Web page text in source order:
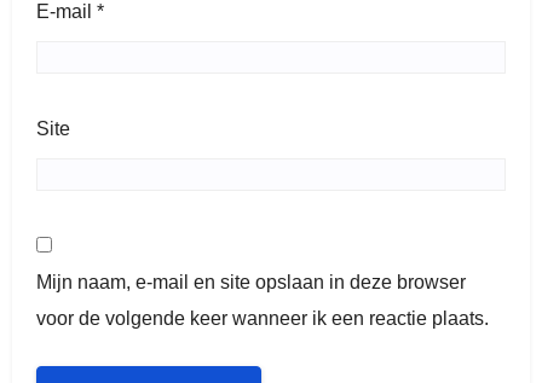
E-mail *
Site
Mijn naam, e-mail en site opslaan in deze browser
voor de volgende keer wanneer ik een reactie plaats.